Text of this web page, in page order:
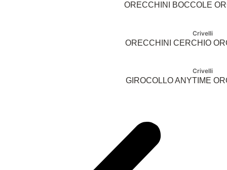
ORECCHINI BOCCOLE
Crivelli
ORECCHINI CERCHIO
Crivelli
GIROCOLLO ANYTIME